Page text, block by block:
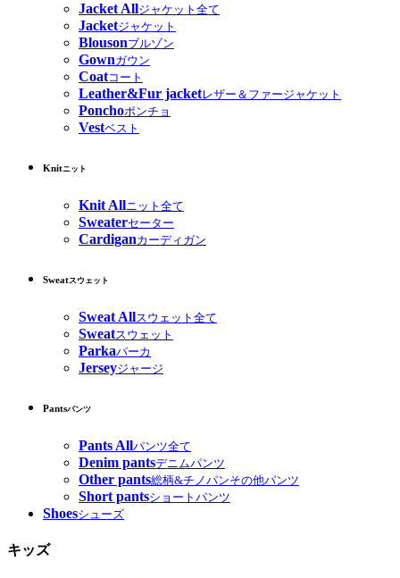
Jacket Allジャケット全て
Jacketジャケット
Blousonブルゾン
Gownガウン
Coatコート
Leather&Fur jacketレザー＆ファージャケット
Ponchoポンチョ
Vestベスト
Knitニット
Knit Allニット全て
Sweaterセーター
Cardiganカーディガン
Sweatスウェット
Sweat Allスウェット全て
Sweatスウェット
Parkaパーカ
Jerseyジャージ
Pantsパンツ
Pants Allパンツ全て
Denim pantsデニムパンツ
Other pants総柄&チノパンその他パンツ
Short pantsショートパンツ
Shoesシューズ
キッズ